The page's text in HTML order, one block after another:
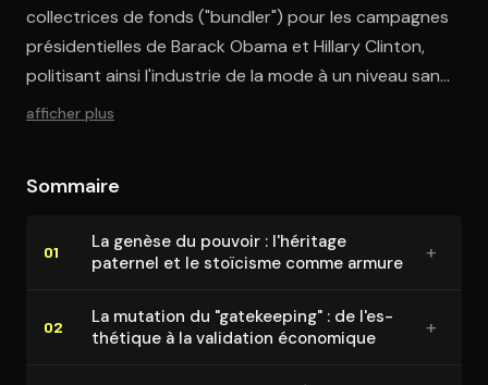
collectrices de fonds ("bundler") pour les campagnes
présidentielles de Barack Obama et Hillary Clinton,
politisant ainsi l'industrie de la mode à un niveau sans
précédent. Pour saisir la portée de cette architecture
afficher plus
Sommaire
01
La genèse du pouvoir : l'héritage
paternel et le stoïcisme comme armure
+
02
La mutation du "gatekeeping" : de l'es­
thé­tique à la validation économique
+